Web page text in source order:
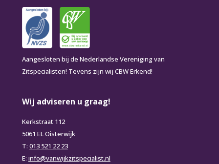
Aangesloten bij de Nederlandse Vereniging van
Zitspecialisten! Tevens zijn wij CBW Erkend!
Wij adviseren u graag!
Kerkstraat 112
5061 EL Oisterwijk
T: 013 521 22 23
E: info@vanwijkzitspecialist.nl